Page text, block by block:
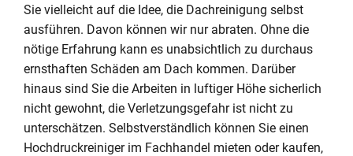
Sie vielleicht auf die Idee, die Dachreinigung selbst
ausführen. Davon können wir nur abraten. Ohne die
nötige Erfahrung kann es unabsichtlich zu durchaus
ernsthaften Schäden am Dach kommen. Darüber
hinaus sind Sie die Arbeiten in luftiger Höhe sicherlich
nicht gewohnt, die Verletzungsgefahr ist nicht zu
unterschätzen. Selbstverständlich können Sie einen
Hochdruckreiniger im Fachhandel mieten oder kaufen,